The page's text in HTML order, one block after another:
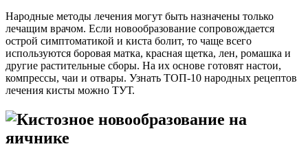
Народные методы лечения могут быть назначены только
лечащим врачом. Если новообразование сопровождается
острой симптоматикой и киста болит, то чаще всего
используются боровая матка, красная щетка, лен, ромашка и
другие растительные сборы. На их основе готовят настои,
компрессы, чаи и отвары. Узнать ТОП-10 народных рецептов
лечения кисты можно ТУТ.